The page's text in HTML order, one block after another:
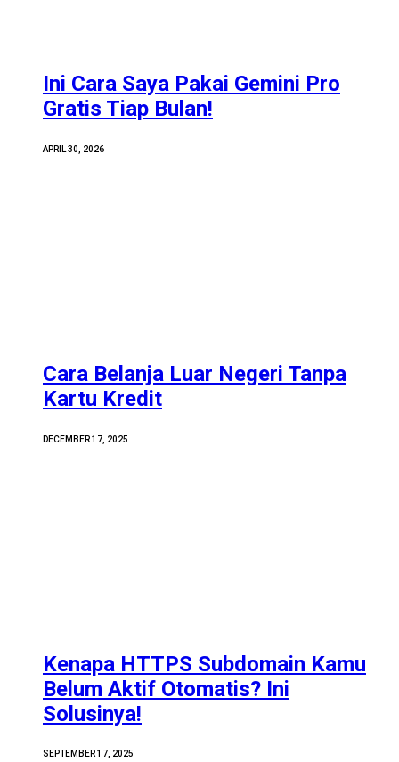
Ini Cara Saya Pakai Gemini Pro
Gratis Tiap Bulan!
APRIL 30, 2026
Cara Belanja Luar Negeri Tanpa
Kartu Kredit
DECEMBER 17, 2025
Kenapa HTTPS Subdomain Kamu
Belum Aktif Otomatis? Ini
Solusinya!
SEPTEMBER 17, 2025